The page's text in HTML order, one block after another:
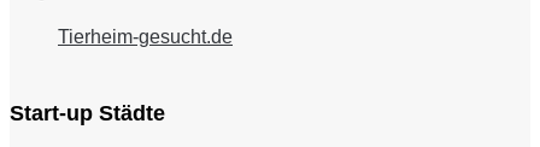
Tierheim-gesucht.de
Start-up Städte